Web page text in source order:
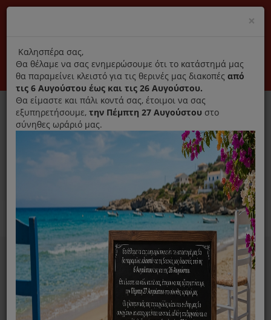
Αποκλειστικά γνήσια ανταλλακτικά
Σύνδεση Εγγραφή Εταιρεία Επικοινωνία
0
Ανταλλακτικά ηλεκτρικών συσκευών MENU
Home
Παρασκευή Καφέ Και Ροφημάτων
Καφετιέρα
Κανάτα Καφετιέρας PHILIPS HD746.. Άσπρη
×
title
Καλησπέρα σας,
Θα θέλαμε να σας ενημερώσουμε ότι το κατάστημά μας
θα παραμείνει κλειστό για τις θερινές μας διακοπές από
τις 6 Αυγούστου έως και τις 26 Αυγούστου.
Θα είμαστε και πάλι κοντά σας, έτοιμοι να σας
εξυπηρετήσουμε, την Πέμπτη 27 Αυγούστου στο
σύνηθες ωράριό μας.